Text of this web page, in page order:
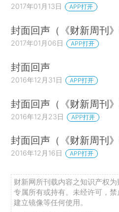
2017年01月13日 APP打开
封面回声（《财新周刊》
2017年01月06日 APP打开
封面回声
2016年12月31日 APP打开
封面回声（《财新周刊
2016年12月23日 APP打开
封面回声（《财新周刊
2016年12月16日 APP打开
财新网所刊载内容之知识产权
专属所有或持有。未经许可，
建立镜像等任何使用。